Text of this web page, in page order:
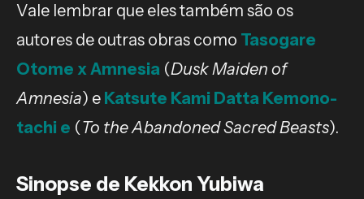
Vale lembrar que eles também são os
autores de outras obras como Tasogare
Otome x Amnesia (Dusk Maiden of
Amnesia) e Katsute Kami Datta Kemono-
tachi e (To the Abandoned Sacred Beasts).
Sinopse de Kekkon Yubiwa